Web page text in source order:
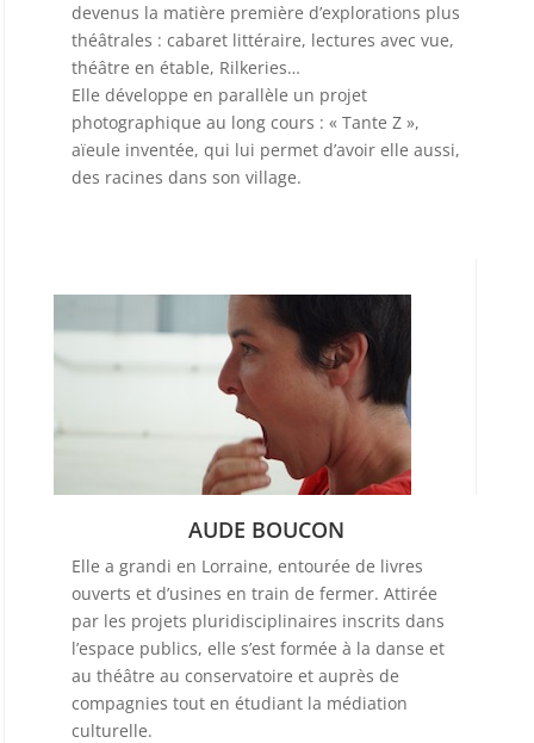
devenus la matière première d’explorations plus
théâtrales : cabaret littéraire, lectures avec vue,
théâtre en étable, Rilkeries…
Elle développe en parallèle un projet
photographique au long cours : « Tante Z »,
aïeule inventée, qui lui permet d’avoir elle aussi,
des racines dans son village.
AUDE BOUCON
Elle a grandi en Lorraine, entourée de livres
ouverts et d’usines en train de fermer. Attirée
par les projets pluridisciplinaires inscrits dans
l’espace publics, elle s’est formée à la danse et
au théâtre au conservatoire et auprès de
compagnies tout en étudiant la médiation
culturelle.